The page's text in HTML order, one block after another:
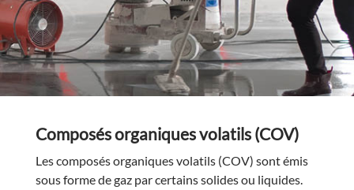
Composés organiques volatils (COV)
Les composés organiques volatils (COV) sont émis
sous forme de gaz par certains solides ou liquides.